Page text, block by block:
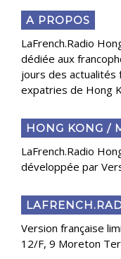
A PROPOS
LaFrench.Radio
dédiée aux
jours des actualités
expatries de Hong
HONG KONG /
LaFrench.Radio
développée par
Version française
12/F, 9 Moreton